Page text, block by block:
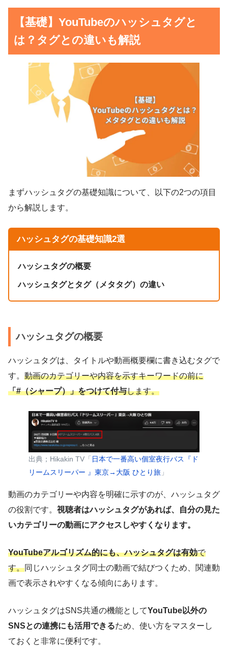
【基礎】YouTubeのハッシュタグと
は？タグとの違いも解説
まずハッシュタグの基礎知識について、以下の2つの項目
から解説します。
ハッシュタグの基礎知識2選
ハッシュタグの概要
ハッシュタグとタグ（メタタグ）の違い
ハッシュタグの概要
ハッシュタグは、タイトルや動画概要欄に書き込むタグで
す。 動画のカテゴリーや内容を示すキーワードの前に
「#（シャープ）」をつけて付与します。
出典；Hikakin TV「 日本で一番高い個室夜行バス『ド
リームスリーパー 』東京→大阪 ひとり旅 」
動画のカテゴリーや内容を明確に示すのが、ハッシュタグ
の役割です。 視聴者はハッシュタグがあれば、自分の見た
いカテゴリーの動画にアクセスしやすくなります。
YouTubeアルゴリズム的にも、ハッシュタグは有効で
す。同じハッシュタグ同士の動画で結びつくため、関連動
画で表示されやすくなる傾向にあります。
ハッシュタグはSNS共通の機能としてYouTube以外の
SNSとの連携にも活用できるため、使い方をマスターし
ておくと非常に便利です。